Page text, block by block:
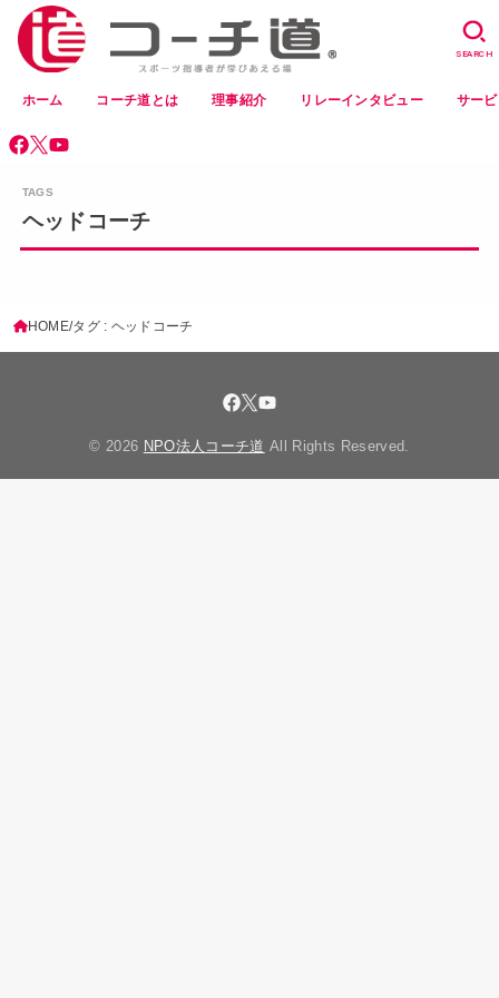
ホーム コーチ道とは 理事紹介 リレーインタビュー サー
SEARCH
ヘッドコーチ
HOME タグ : ヘッドコーチ
© 2026 NPO法人コーチ道 All Rights Reserved.